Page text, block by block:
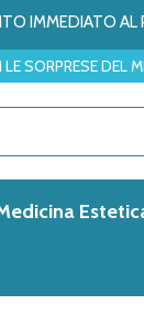
IMMEDIATO AL
MESE → ✨